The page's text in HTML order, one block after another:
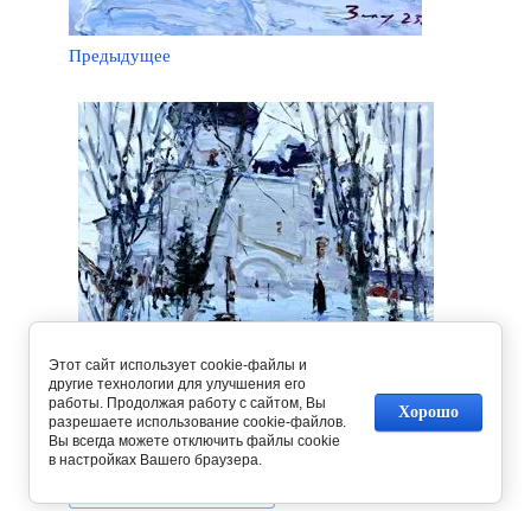
Предыдущее
Следующее
Этот сайт использует cookie-файлы и
другие технологии для улучшения его
работы. Продолжая работу с сайтом, Вы
разрешаете использование cookie-файлов.
Вы всегда можете отключить файлы cookie
в настройках Вашего браузера.
Хорошо